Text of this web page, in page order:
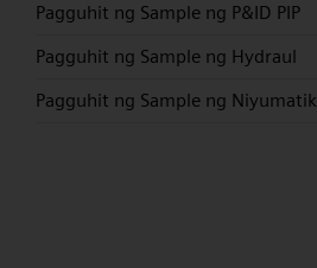
Pagguhit ng Sample ng P&ID PIP
Pagguhit ng Sample ng Hydraul
Pagguhit ng Sample ng Niyumatik